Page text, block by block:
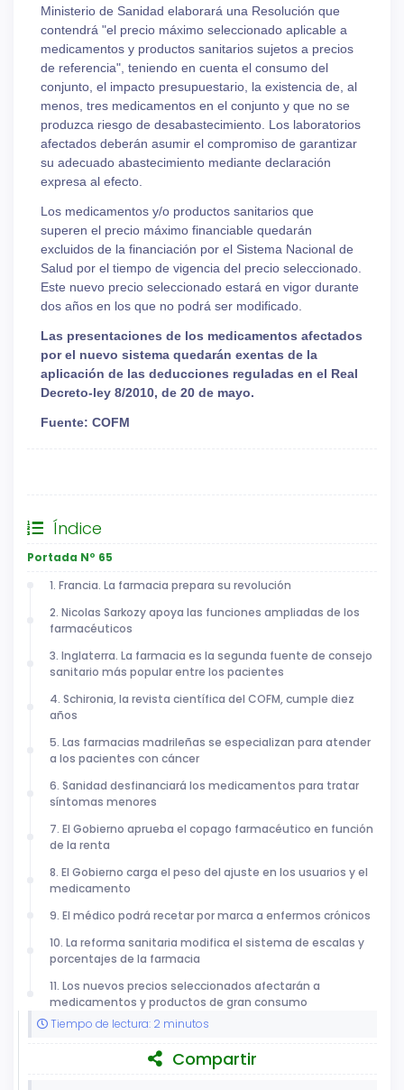
Ministerio de Sanidad elaborará una Resolución que
contendrá "el precio máximo seleccionado aplicable a
medicamentos y productos sanitarios sujetos a precios
de referencia", teniendo en cuenta el consumo del
conjunto, el impacto presupuestario, la existencia de, al
menos, tres medicamentos en el conjunto y que no se
produzca riesgo de desabastecimiento. Los laboratorios
afectados deberán asumir el compromiso de garantizar
su adecuado abastecimiento mediante declaración
expresa al efecto.
Los medicamentos y/o productos sanitarios que
superen el precio máximo financiable quedarán
excluidos de la financiación por el Sistema Nacional de
Salud por el tiempo de vigencia del precio seleccionado.
Este nuevo precio seleccionado estará en vigor durante
dos años en los que no podrá ser modificado.
Las presentaciones de los medicamentos afectados
por el nuevo sistema quedarán exentas de la
aplicación de las deducciones reguladas en el Real
Decreto-ley 8/2010, de 20 de mayo.
Fuente: COFM
Índice
Portada Nº 65
1. Francia. La farmacia prepara su revolución
2. Nicolas Sarkozy apoya las funciones ampliadas de los
farmacéuticos
3. Inglaterra. La farmacia es la segunda fuente de consejo
sanitario más popular entre los pacientes
4. Schironia, la revista científica del COFM, cumple diez
años
5. Las farmacias madrileñas se especializan para atender
a los pacientes con cáncer
6. Sanidad desfinanciará los medicamentos para tratar
síntomas menores
7. El Gobierno aprueba el copago farmacéutico en función
de la renta
8. El Gobierno carga el peso del ajuste en los usuarios y el
medicamento
9. El médico podrá recetar por marca a enfermos crónicos
10. La reforma sanitaria modifica el sistema de escalas y
porcentajes de la farmacia
11. Los nuevos precios seleccionados afectarán a
medicamentos y productos de gran consumo
Tiempo de lectura: 2 minutos
Compartir